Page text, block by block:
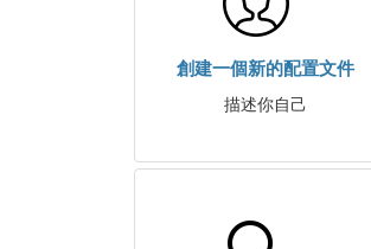
創建一個新的配置文件
描述你自己